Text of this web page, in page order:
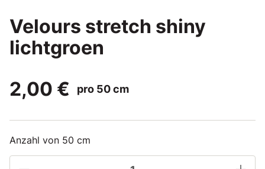
Velours stretch shiny
lichtgroen
2,00 €
pro 50 cm
Anzahl von 50 cm